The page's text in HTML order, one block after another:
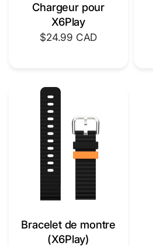
Chargeur pour
X6Play
$24.99 CAD
Bracelet de montre
(X6Play)